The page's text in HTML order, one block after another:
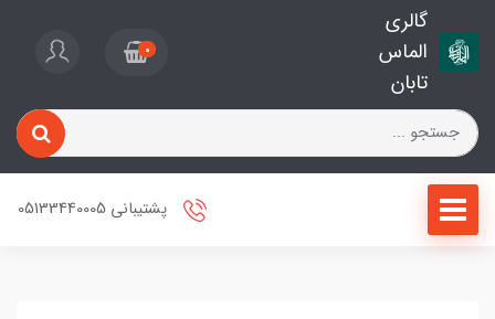
گالری
الماس
تابان
0
پشتیبانی 05133440005